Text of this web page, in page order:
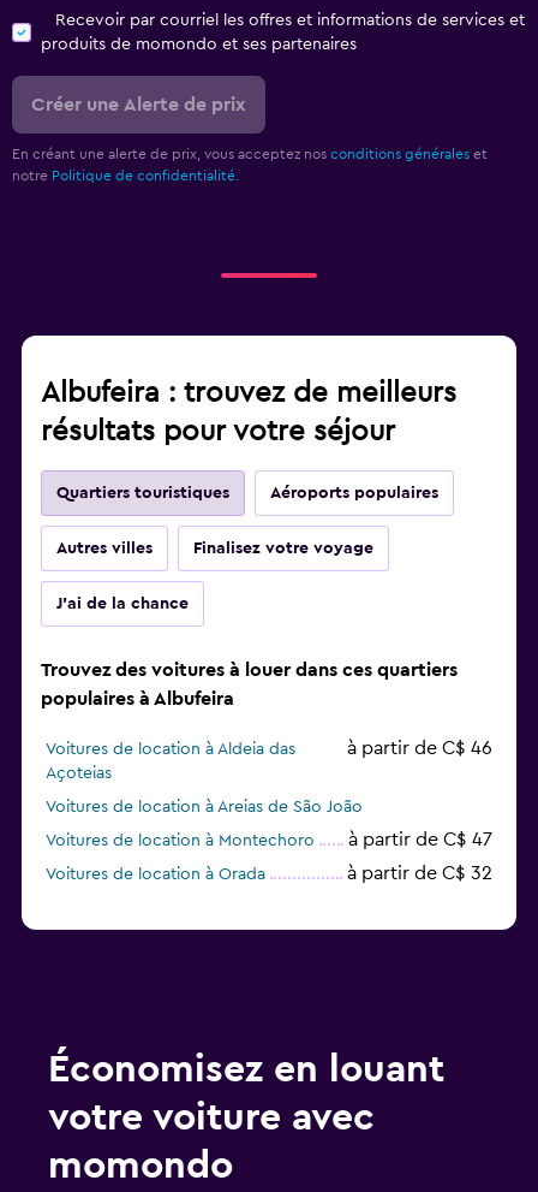
Recevoir par courriel les offres et informations de services et
produits de momondo et ses partenaires
Créer une Alerte de prix
En créant une alerte de prix, vous acceptez nos conditions générales et
notre Politique de confidentialité.
Albufeira : trouvez de meilleurs
résultats pour votre séjour
Quartiers touristiques Aéroports populaires
Autres villes Finalisez votre voyage
J'ai de la chance
Trouvez des voitures à louer dans ces quartiers
populaires à Albufeira
Voitures de location à Aldeia das
Açoteias
à partir de C$ 46
Voitures de location à Areias de São João
Voitures de location à Montechoro
à partir de C$ 47
Voitures de location à Orada à partir de C$ 32
Économisez en louant
votre voiture avec
momondo